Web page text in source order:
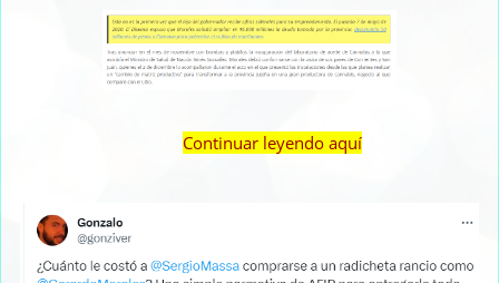
Continuar leyendo aquí